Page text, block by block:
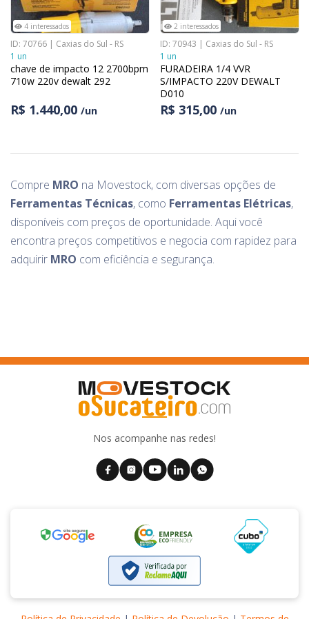
4 interessados
ID: 70766 | Caxias do Sul - RS
1 un
chave de impacto 12 2700bpm
710w 220v dewalt 292
R$ 1.440,00 /un
2 interessados
ID: 70943 | Caxias do Sul - RS
1 un
FURADEIRA 1/4 VVR
S/IMPACTO 220V DEWALT
D010
R$ 315,00 /un
Compre MRO na Movestock, com diversas opções de
Ferramentas Técnicas, como Ferramentas Elétricas,
disponíveis com preços de oportunidade. Aqui você
encontra preços competitivos e negocia com rapidez para
adquirir MRO com eficiência e segurança.
Nos acompanhe nas redes!